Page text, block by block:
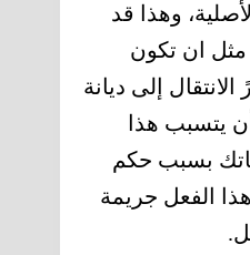
وهذا قد
ان تكون
إلى ديانة
يتسبب هذا
بسبب حكم
هذا الفعل جريمة